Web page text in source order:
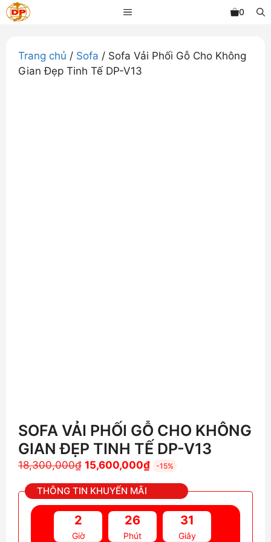
Chuyển
đến
dung
MENU 0
Trang chủ / Sofa / Sofa Vải Phối Gỗ Cho Không
Gian Đẹp Tinh Tế DP-V13
SOFA VẢI PHỐI GỖ CHO KHÔNG
GIAN ĐẸP TINH TẾ DP-V13
18,300,000₫ Giá
là:
18,300,000₫.
15,600,000₫Giá
là:
15,600,000₫.
-15%
THÔNG TIN KHUYẾN MÃI
2
Giờ
26
Phút
29
Giây